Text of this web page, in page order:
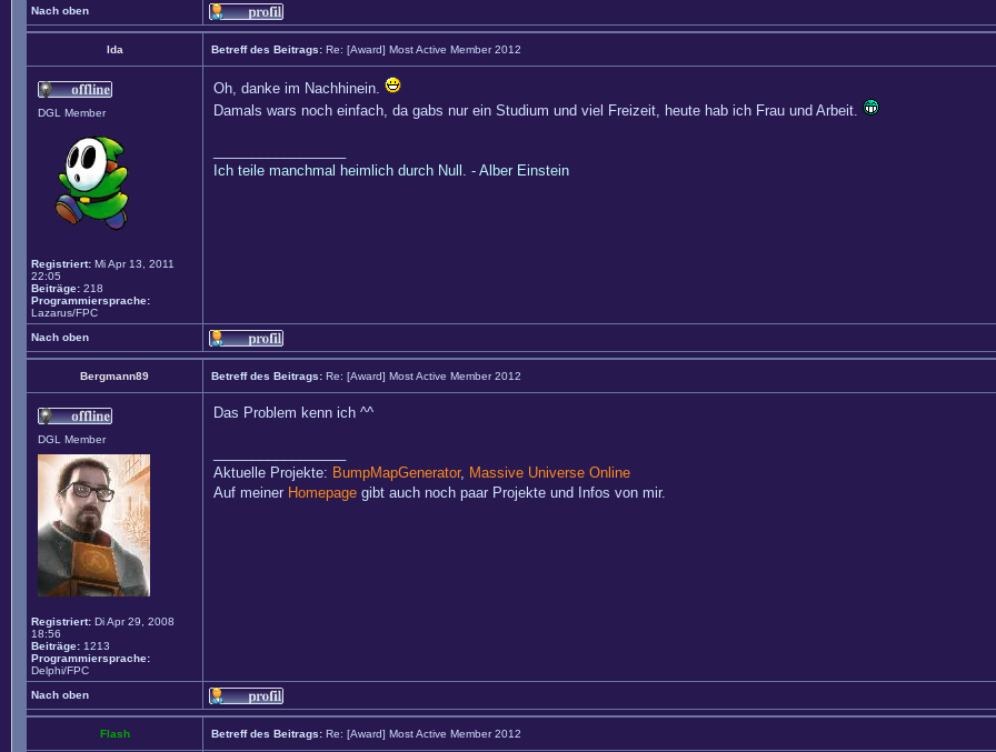
Nach oben
Ida Betreff des Beitrags: Re: [Award] Most Active Member 2012
DGL Member
Registriert: Mi Apr 13, 2011
22:05
Beiträge: 218
Programmiersprache:
Lazarus/FPC
Oh, danke im Nachhinein.
Damals wars noch einfach, da gabs nur ein Studium und viel Freizeit, heute hab ich Frau und Arbeit.
Ich teile manchmal heimlich durch Null. - Alber Einstein
Nach oben
Bergmann89 Betreff des Beitrags: Re: [Award] Most Active Member 2012
DGL Member
Registriert: Di Apr 29, 2008
18:56
Beiträge: 1213
Programmiersprache:
Delphi/FPC
Das Problem kenn ich ^^
Aktuelle Projekte: BumpMapGenerator, Massive Universe Online
Auf meiner Homepage gibt auch noch paar Projekte und Infos von mir.
Nach oben
Flash Betreff des Beitrags: Re: [Award] Most Active Member 2012